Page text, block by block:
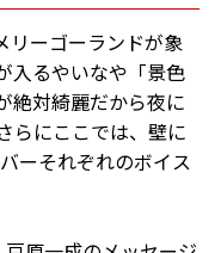
リーゴーランドが象
入るやいなや「景色
絶対綺麗だから夜に
らにここでは、壁に
ーそれぞれのボイス